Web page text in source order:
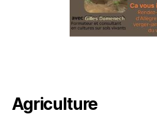
Agriculture